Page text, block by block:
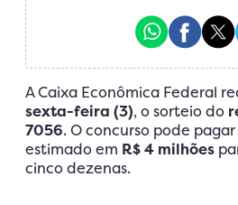
A Caixa Econômica Federal
sexta-feira (3), o sorteio do
7056. O concurso pode
estimado em R$ 4 milhões
cinco dezenas.